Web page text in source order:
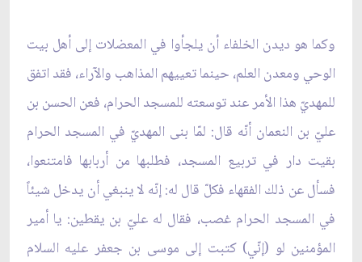
وكما هو ديدن الخلفاء أن يلجأوا في المعضلات إلى أهل بيت
الوحي ومعدن العلم، حينما تعييهم المذاهب والآراء، فقد اتفق
للمهديّ هذا الأمر عند توسعته للمسجد الحرام، فعن الحسن بن
عليّ بن النعمان أنّه قال: لمّا بنى المهديّ في المسجد الحرام
بقيت دار في تربيع المسجد، فطلبها من أربابها فامتنعوا،
فسأل عن ذلك الفقهاء فكلّ قال له: إنّه لا ينبغي أن يدخل شيئاً
في المسجد الحرام غصب، فقال له عليّ بن يقطين: يا أمير
المؤمنين لو (إنّي) كتبت إلى موسى بن جعفر عليه السلام